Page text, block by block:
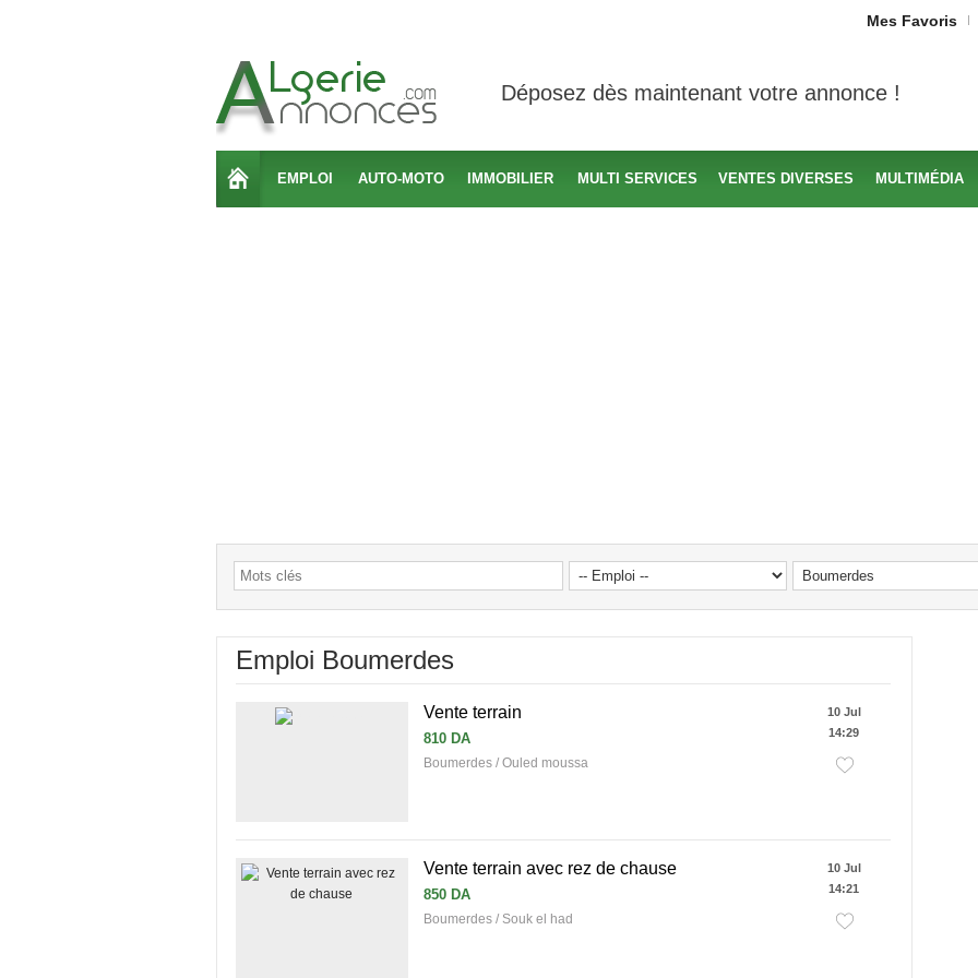
Mes Favoris
Déposez dès maintenant votre annonce !
EMPLOI AUTO-MOTO IMMOBILIER MULTI SERVICES VENTES DIVERSES MULTIMÉDIA
Emploi Boumerdes
Vente terrain
810 DA
Boumerdes / Ouled moussa
10 Jul
14:29
Vente terrain avec rez de chause
850 DA
Boumerdes / Souk el had
10 Jul
14:21